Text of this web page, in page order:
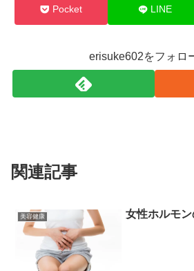
Pocket LINE
erisuke602をフォロ
関連記事
美容健康 女性ホルモ